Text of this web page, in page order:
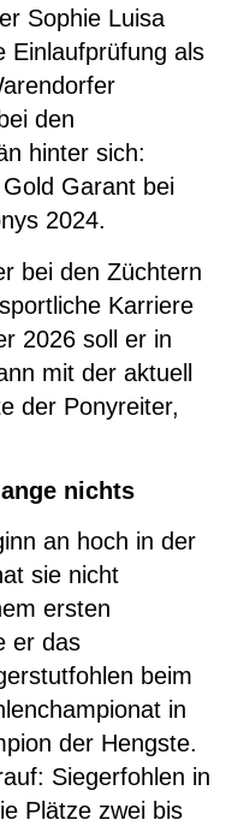
Sophie Luisa
Einlaufprüfung als
den
hinter sich:
Garant bei
2024.
bei den Züchtern
Karriere
2026 soll er in
mit der aktuell
der Ponyreiter,
nichts
an hoch in der
sie nicht
ersten
er das
beim
in
der Hengste.
Siegerfohlen in
Plätze zwei bis